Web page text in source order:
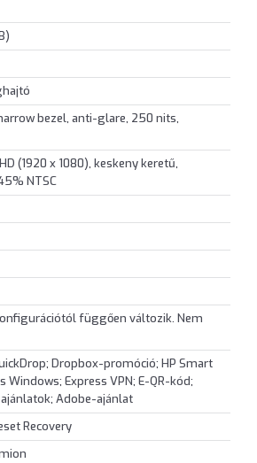
bezel, anti-glare, 250 nits,
(1920 x 1080), keskeny keretű,
NTSC
függően változik. Nem
Dropbox-promóció; HP Smart
Windows; Express VPN; E-QR-kód;
Adobe-ajánlat
Recovery